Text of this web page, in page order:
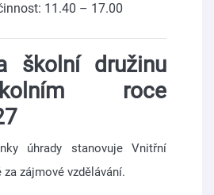
11.40 – 17.00
školní družinu
roce
úhrady stanovuje Vnitřní
zájmové vzdělávání.